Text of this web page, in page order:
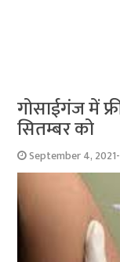
गोसाईगंज में
सितम्‍बर को
September 4,